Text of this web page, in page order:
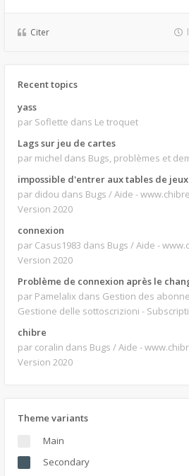
Citer
Recent topics
yass
par Soflette dans Le troquet
Lags sur jeu de cartes
par michel dans Bugs, problèmes et
impossible d'entrer aux tables de jeux
par didou dans Bugs / Aide -
Version 2020
connexion
par Casus1983 dans Bugs / Aide -
Version 2020
Problème de connexion après le
par Pamelalix dans Gestion des
Gestione delle sottoscrizioni -
chibre
par coralin dans Bugs / Aide -
Version 2020
Theme variants
Main
Secondary